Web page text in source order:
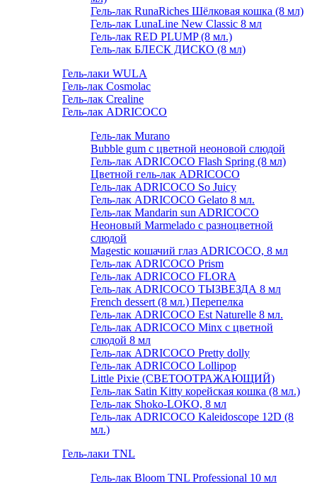
Гель-лак RunaRiches Шёлковая кошка (8 мл)
Гель-лак LunaLine New Classic 8 мл
Гель-лак RED PLUMP (8 мл.)
Гель-лак БЛЕСК ДИСКО (8 мл)
Гель-лаки WULA
Гель-лак Cosmolac
Гель-лак Crealine
Гель-лак ADRICOCO
Гель-лак Murano
Bubble gum с цветной неоновой слюдой
Гель-лак ADRICOCO Flash Spring (8 мл)
Цветной гель-лак ADRICOCO
Гель-лак ADRICOCO So Juicy
Гель-лак ADRICOCO Gelato 8 мл.
Гель-лак Mandarin sun ADRICOCO
Неоновый Marmelado с разноцветной
слюдой
Magestic кошачий глаз ADRICOCO, 8 мл
Гель-лак ADRICOCO Prism
Гель-лак ADRICOCO FLORA
Гель-лак ADRICOCO ТЫЗВЕЗДА 8 мл
French dessert (8 мл.) Перепелка
Гель-лак ADRICOCO Est Naturelle 8 мл.
Гель-лак ADRICOCO Minx с цветной
слюдой 8 мл
Гель-лак ADRICOCO Pretty dolly
Гель-лак ADRICOCO Lollipop
Little Pixie (СВЕТООТРАЖАЮЩИЙ)
Гель-лак Satin Kitty корейская кошка (8 мл.)
Гель-лак Shoko-LOKO, 8 мл
Гель-лак ADRICOCO Kaleidoscope 12D (8
мл.)
Гель-лаки TNL
Гель-лак Bloom TNL Professional 10 мл